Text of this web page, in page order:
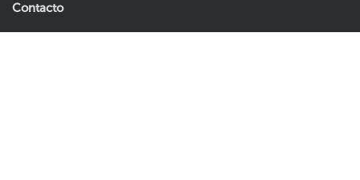
Contacto